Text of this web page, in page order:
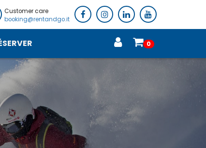
Customer care
booking@rentandgo.it
0